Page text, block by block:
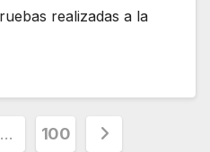
realizadas a la
… 100